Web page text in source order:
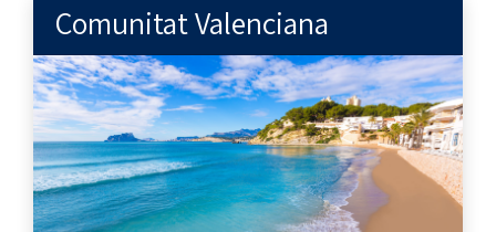
Comunitat Valenciana